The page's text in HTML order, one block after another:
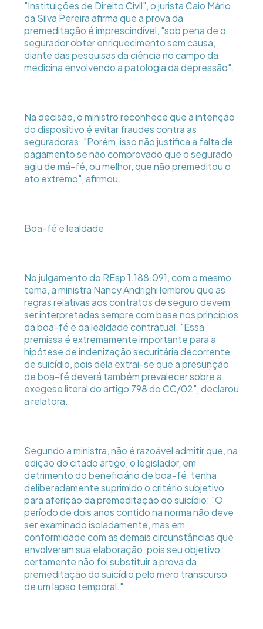
"Instituições de Direito Civil", o jurista Caio Mário
da Silva Pereira afirma que a prova da
premeditação é imprescindível, "sob pena de o
segurador obter enriquecimento sem causa,
diante das pesquisas da ciência no campo da
medicina envolvendo a patologia da depressão".
Na decisão, o ministro reconhece que a intenção
do dispositivo é evitar fraudes contra as
seguradoras. "Porém, isso não justifica a falta de
pagamento se não comprovado que o segurado
agiu de má-fé, ou melhor, que não premeditou o
ato extremo", afirmou.
Boa-fé e lealdade
No julgamento do REsp 1.188.091, com o mesmo
tema, a ministra Nancy Andrighi lembrou que as
regras relativas aos contratos de seguro devem
ser interpretadas sempre com base nos princípios
da boa-fé e da lealdade contratual. "Essa
premissa é extremamente importante para a
hipótese de indenização securitária decorrente
de suicídio, pois dela extrai-se que a presunção
de boa-fé deverá também prevalecer sobre a
exegese literal do artigo 798 do CC/02", declarou
a relatora.
Segundo a ministra, não é razoável admitir que, na
edição do citado artigo, o legislador, em
detrimento do beneficiário de boa-fé, tenha
deliberadamente suprimido o critério subjetivo
para aferição da premeditação do suicídio: "O
período de dois anos contido na norma não deve
ser examinado isoladamente, mas em
conformidade com as demais circunstâncias que
envolveram sua elaboração, pois seu objetivo
certamente não foi substituir a prova da
premeditação do suicídio pelo mero transcurso
de um lapso temporal."